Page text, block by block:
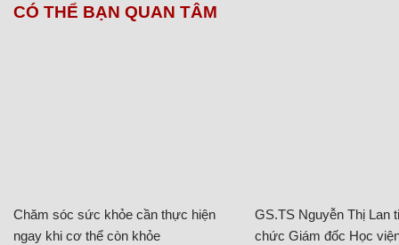
CÓ THỂ BẠN QUAN TÂM
Chăm sóc sức khỏe cần thực hiện
ngay khi cơ thể còn khỏe
GS.TS Nguyễn Thị Lan
chức Giám đốc Học